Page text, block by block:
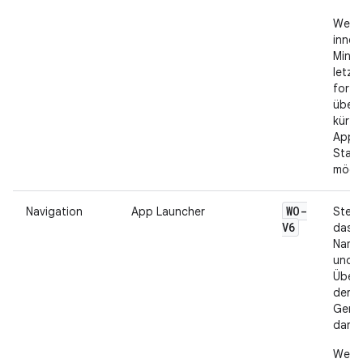
über
Navigation App Launcher
WO-
V6
das
und
der
dar.